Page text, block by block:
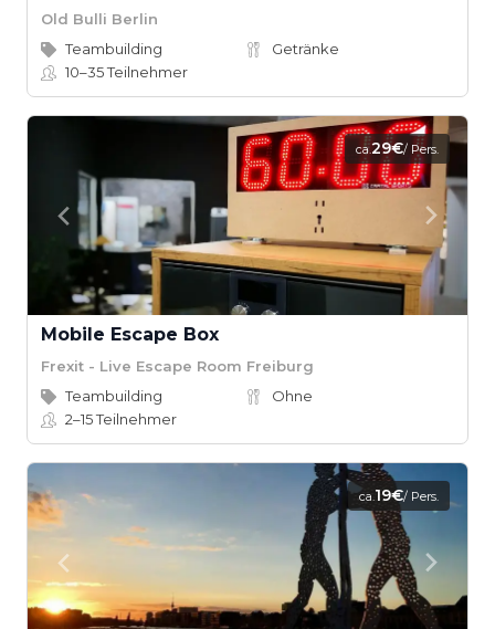
Old Bulli Berlin
Teambuilding
Getränke
10–35Teilnehmer
ca.29€/ Pers.
Mobile Escape Box
Frexit - Live Escape Room Freiburg
Teambuilding
Ohne
2–15Teilnehmer
ca.19€/ Pers.